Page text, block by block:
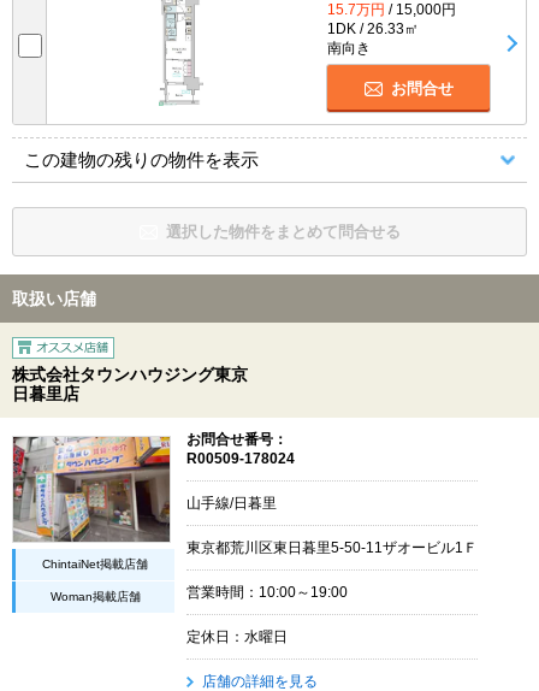
15.7万円 / 15,000円
1DK / 26.33㎡
南向き
お問合せ
この建物の残りの物件を表示
選択した物件をまとめて問合せる
取扱い店舗
株式会社タウンハウジング東京
日暮里店
ChintaiNet掲載店舗
Woman掲載店舗
お問合せ番号：
R00509-178024
山手線/日暮里
東京都荒川区東日暮里5-50-11ザオービル1Ｆ
営業時間：10:00～19:00
定休日：水曜日
店舗の詳細を見る